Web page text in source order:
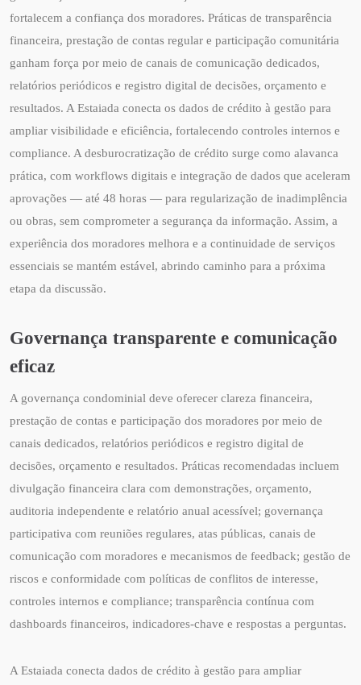
fortalecem a confiança dos moradores. Práticas de transparência
financeira, prestação de contas regular e participação comunitária
ganham força por meio de canais de comunicação dedicados,
relatórios periódicos e registro digital de decisões, orçamento e
resultados. A Estaiada conecta os dados de crédito à gestão para
ampliar visibilidade e eficiência, fortalecendo controles internos e
compliance. A desburocratização de crédito surge como alavanca
prática, com workflows digitais e integração de dados que aceleram
aprovações — até 48 horas — para regularização de inadimplência
ou obras, sem comprometer a segurança da informação. Assim, a
experiência dos moradores melhora e a continuidade de serviços
essenciais se mantém estável, abrindo caminho para a próxima
etapa da discussão.
Governança transparente e comunicação
eficaz
A governança condominial deve oferecer clareza financeira,
prestação de contas e participação dos moradores por meio de
canais dedicados, relatórios periódicos e registro digital de
decisões, orçamento e resultados. Práticas recomendadas incluem
divulgação financeira clara com demonstrações, orçamento,
auditoria independente e relatório anual acessível; governança
participativa com reuniões regulares, atas públicas, canais de
comunicação com moradores e mecanismos de feedback; gestão de
riscos e conformidade com políticas de conflitos de interesse,
controles internos e compliance; transparência contínua com
dashboards financeiros, indicadores-chave e respostas a perguntas.
A Estaiada conecta dados de crédito à gestão para ampliar